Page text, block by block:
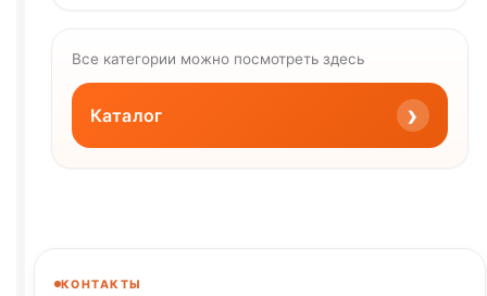
Все категории можно посмотреть здесь
Каталог ›
КОНТАКТЫ